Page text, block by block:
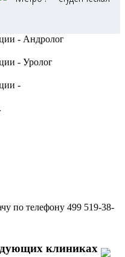
- Андролог
- Уролог
-
по телефону 499 519-38-
клиниках